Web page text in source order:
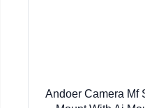
Andoer Camera Mf